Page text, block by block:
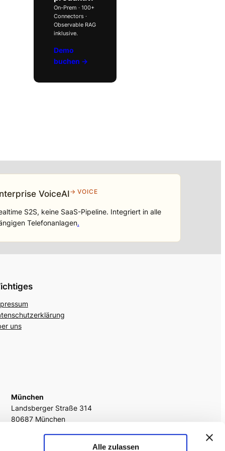
Alle zulassen
On-Prem · 100+
Connectors ·
Observable RAG
inklusive.
Demo
buchen →
VoiceAI→ VOICE
S2S, keine SaaS-Pipeline. Integriert in alle
Telefonanlagen.
uns
München
Landsberger Straße 314
80687 München
+49 89 242054 1177